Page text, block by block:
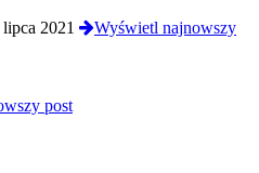
2021
Wyświetl najnowszy
post